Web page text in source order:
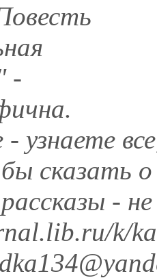
-
узнаете
сказать о
рассказы -
k/